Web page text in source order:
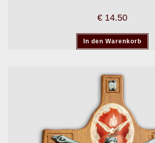
€ 14.50
In den Warenkorb